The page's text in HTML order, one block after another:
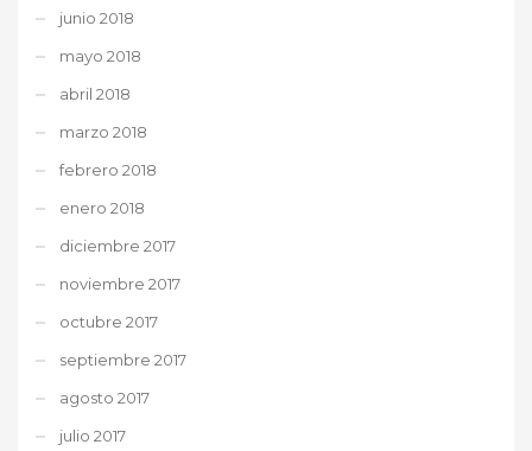
junio 2018
mayo 2018
abril 2018
marzo 2018
febrero 2018
enero 2018
diciembre 2017
noviembre 2017
octubre 2017
septiembre 2017
agosto 2017
julio 2017